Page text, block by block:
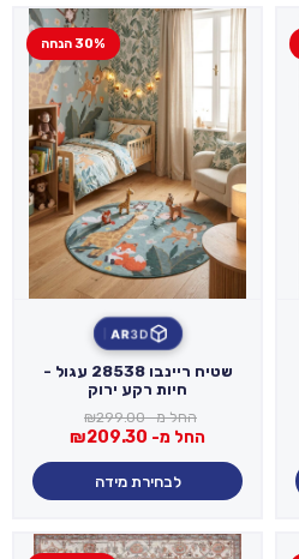
30% הנחה
3D
AR
שטיח ריינבו 28538 עגול -
חיות רקע ירוק
החל מ- ₪299.00
החל מ- ₪209.30
לבחירת מידה